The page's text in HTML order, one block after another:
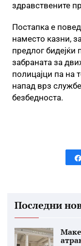
здравствените
Постапка е
наместо казни,
предлог
забраната за
полицајци па на
напад врз
безбедноста.
Последни